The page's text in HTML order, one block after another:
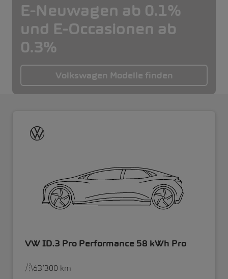
E-Neuwagen ab 0.1%
und E-Occasionen ab
0.3%
Volkswagen Modelle finden
VW ID.3 Pro Performance 58 kWh Pro
63’300 km